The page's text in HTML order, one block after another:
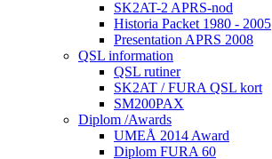
SK2AT-2 APRS-nod
Historia Packet 1980 - 2005
Presentation APRS 2008
QSL information
QSL rutiner
SK2AT / FURA QSL kort
SM200PAX
Diplom /Awards
UMEÅ 2014 Award
Diplom FURA 60